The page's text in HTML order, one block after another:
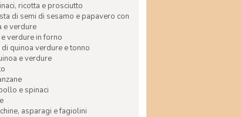
ricotta e prosciutto
di semi di sesamo e papavero con
e verdure
verdure in forno
quinoa verdure e tonno
e verdure
e spinaci
asparagi e fagiolini